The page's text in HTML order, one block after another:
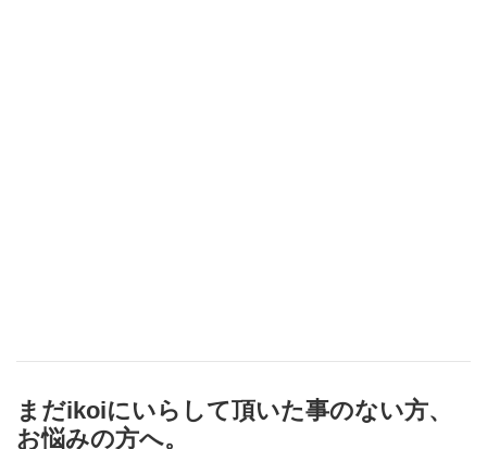
まだikoiにいらして頂いた事のない方、
お悩みの方へ。